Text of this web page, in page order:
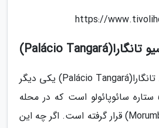
هتل 5 ستاره پالاسیون تانگارا(Palácio Tangará) یکی دیگر
از برترین هتل های 5 ستاره سائوپائولو است که در محله
مرفه نشین مورومبی(Morumbi) قرار گرفته است. اگر چه این